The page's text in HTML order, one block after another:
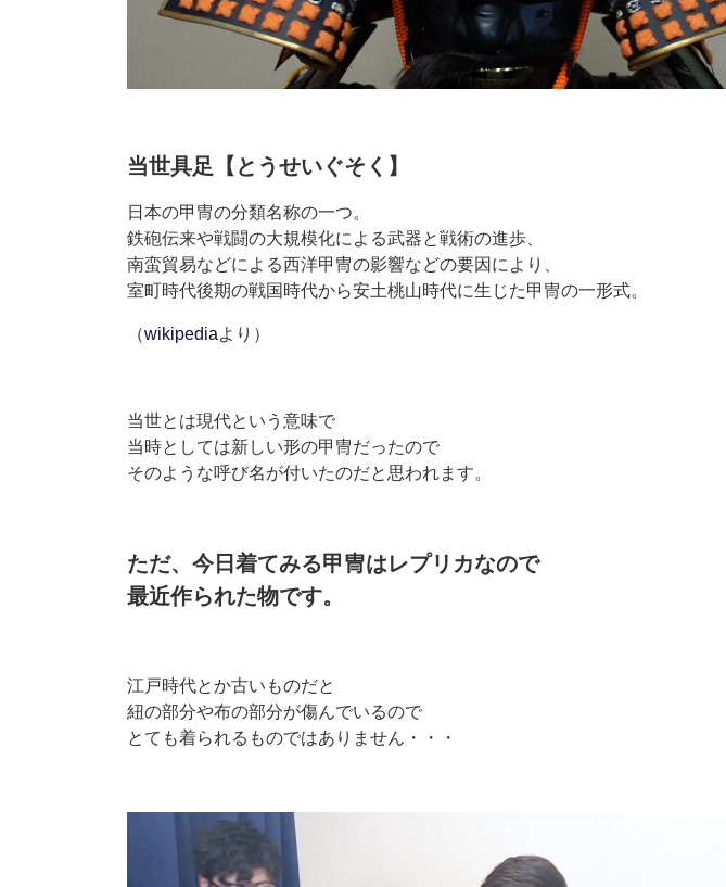
当世具足【とうせいぐそく】
日本の甲冑の分類名称の一つ。
鉄砲伝来や戦闘の大規模化による武器と戦術の進歩、
南蛮貿易などによる西洋甲冑の影響などの要因により、
室町時代後期の戦国時代から安土桃山時代に生じた甲冑の一形式。
（wikipediaより）
当世とは現代という意味で
当時としては新しい形の甲冑だったので
そのような呼び名が付いたのだと思われます。
ただ、今日着てみる甲冑はレプリカなので
最近作られた物です。
江戸時代とか古いものだと
紐の部分や布の部分が傷んでいるので
とても着られるものではありません・・・